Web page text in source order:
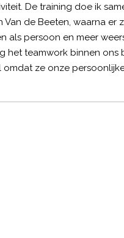
De training doe ik
Van de Beeten, waarna er
als persoon en meer
het teamwork binnen ons
omdat ze onze